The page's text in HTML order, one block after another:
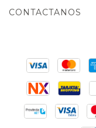
CONTACTANOS